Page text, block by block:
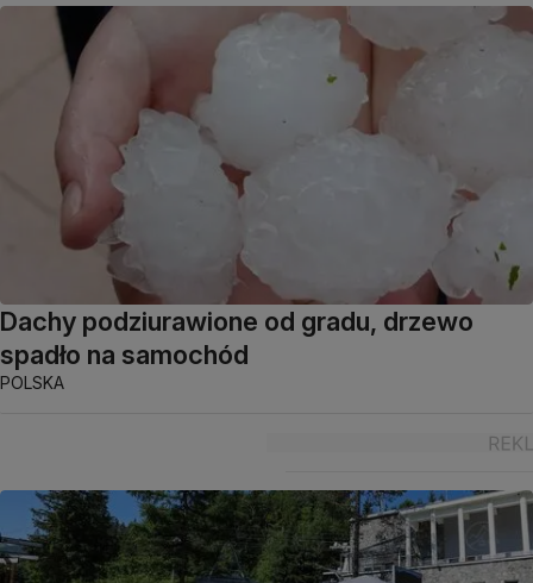
Dachy podziurawione od gradu, drzewo
spadło na samochód
POLSKA